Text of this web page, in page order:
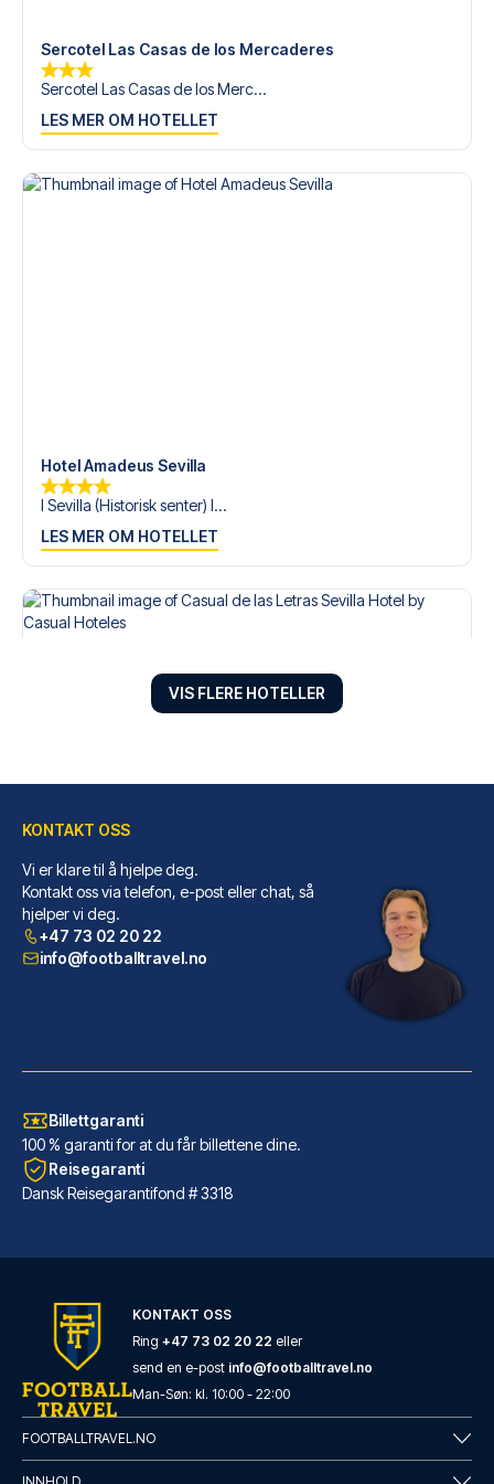
Er du klar for å oppleve Bétis på Estadio de La Cartuja mot
realisere din fotballreisedrøm!
Sercotel Las Casas de los Mercaderes
Sercotel Las Casas de los Merc...
LES MER OM HOTELLET
Hotel Amadeus Sevilla
I Sevilla (Historisk senter) l...
LES MER OM HOTELLET
Casual de las Letras Sevilla Hotel by Casual Hoteles
Casual de las Letras Sevilla H...
LES MER OM HOTELLET
Eurostars Torre Sevilla
Har du Eurostars Torre Sevilla...
LES MER OM HOTELLET
VIS FLERE HOTELLER
KONTAKT OSS
Vi er klare til å hjelpe deg.
Kontakt oss via telefon, e-post eller chat, så
hjelper vi deg.
+47 73 02 20 22
info@footballtravel.no
Billettgaranti
100 % garanti for at du får billettene dine.
Reisegaranti
Dansk Reisegarantifond # 3318
KONTAKT OSS
Ring +47 73 02 20 22 eller
send en e-post info@footballtravel.no
Man-Søn: kl. 10:00 - 22:00
FOOTBALLTRAVEL.NO